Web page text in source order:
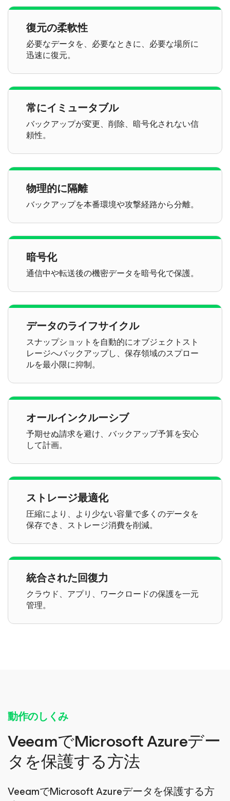
復元の柔軟性
必要なデータを、必要なときに、必要な場所に
迅速に復元。
常にイミュータブル
バックアップが変更、削除、暗号化されない信
頼性。
物理的に隔離
バックアップを本番環境や攻撃経路から分離。
暗号化
通信中や転送後の機密データを暗号化で保護。
データのライフサイクル
スナップショットを自動的にオブジェクトスト
レージへバックアップし、保存領域のスプロー
ルを最小限に抑制。
オールインクルーシブ
予期せぬ請求を避け、バックアップ予算を安心
して計画。
ストレージ最適化
圧縮により、より少ない容量で多くのデータを
保存でき、ストレージ消費を削減。
統合された回復力
クラウド、アプリ、ワークロードの保護を一元
管理。
動作のしくみ
VeeamでMicrosoft Azureデー
タを保護する方法
VeeamでMicrosoft Azureデータを保護する方